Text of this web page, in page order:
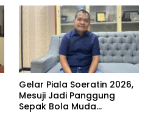
Gelar Piala Soeratin 2026,
Mesuji Jadi Panggung
Sepak Bola Muda